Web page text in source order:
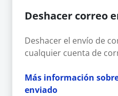
Deshacer correo
Deshacer el envío de
cualquier cuenta de
Más información
enviado